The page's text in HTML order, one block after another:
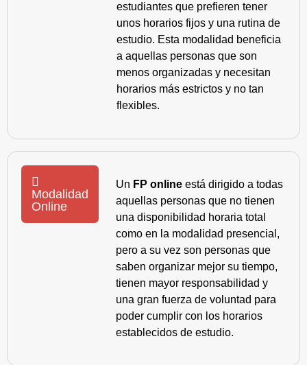
estudiantes que prefieren tener
unos horarios fijos y una rutina de
estudio. Esta modalidad beneficia
a aquellas personas que son
menos organizadas y necesitan
horarios más estrictos y no tan
flexibles.
Modalidad
Online
Un FP online está dirigido a todas
aquellas personas que no tienen
una disponibilidad horaria total
como en la modalidad presencial,
pero a su vez son personas que
saben organizar mejor su tiempo,
tienen mayor responsabilidad y
una gran fuerza de voluntad para
poder cumplir con los horarios
establecidos de estudio.